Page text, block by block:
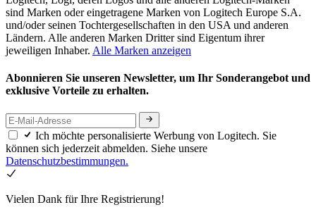
sind Marken oder eingetragene Marken von Logitech Europe S.A.
und/oder seinen Tochtergesellschaften in den USA und anderen
Ländern. Alle anderen Marken Dritter sind Eigentum ihrer
jeweiligen Inhaber. Alle Marken anzeigen
Abonnieren Sie unseren Newsletter, um Ihr Sonderangebot und
exklusive Vorteile zu erhalten.
Ich möchte personalisierte Werbung von Logitech. Sie
können sich jederzeit abmelden. Siehe unsere
Datenschutzbestimmungen.
Vielen Dank für Ihre Registrierung!